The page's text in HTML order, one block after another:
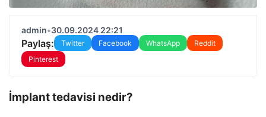
admin•30.09.2024 22:21
Paylaş: Twitter Facebook WhatsApp
Reddit
Pinterest
İmplant tedavisi nedir?